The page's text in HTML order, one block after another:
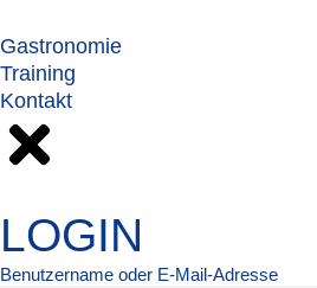
Gastronomie
Training
Kontakt
LOGIN
Benutzername oder E-Mail-Adresse